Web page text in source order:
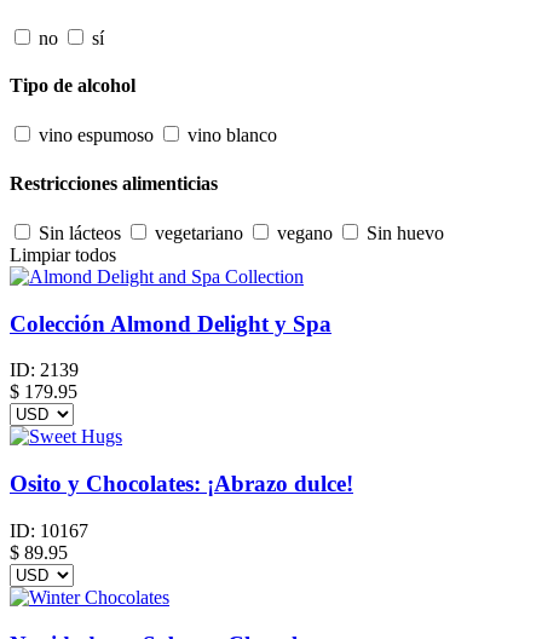
no sí
Tipo de alcohol
vino espumoso vino blanco
Restricciones alimenticias
Sin lácteos vegetariano vegano
Sin huevo
Limpiar todos
Colección Almond Delight y Spa
ID: 2139
$ 179.95
Osito y Chocolates: ¡Abrazo dulce!
ID: 10167
$ 89.95